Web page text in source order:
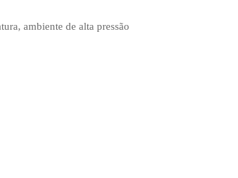
ambiente de alta pressão